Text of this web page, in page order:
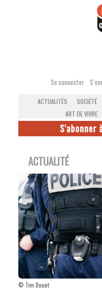
Se connecter
ACTUALITÉS SOCIÉTÉ
ART DE VIVRE
ACTUALITÉ
© Tim Douet